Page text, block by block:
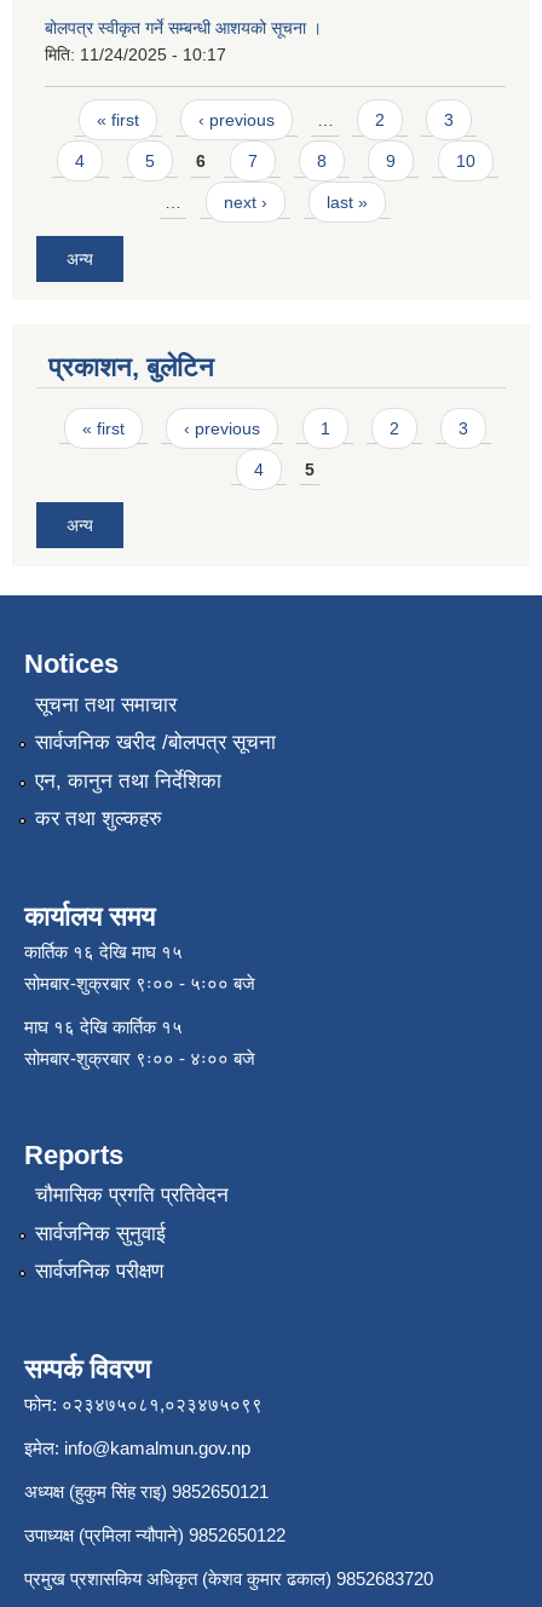
बोलपत्र स्वीकृत गर्ने सम्बन्धी आशयको सूचना ।
मिति: 11/24/2025 - 10:17
Pages
« first ‹ previous … 2 3
4 5 6 7 8 9 10
… next › last »
अन्य
प्रकाशन, बुलेटिन
Pages
« first ‹ previous 1 2 3
4 5
अन्य
Notices
सूचना तथा समाचार
सार्वजनिक खरीद /बोलपत्र सूचना
एन, कानुन तथा निर्देशिका
कर तथा शुल्कहरु
कार्यालय समय
कार्तिक १६ देखि माघ १५
सोमबार-शुक्रबार ९ः०० - ५ः०० बजे
माघ १६ देखि कार्तिक १५
सोमबार-शुक्रबार ९ः०० - ४ः०० बजे
Reports
चौमासिक प्रगति प्रतिवेदन
सार्वजनिक सुनुवाई
सार्वजनिक परीक्षण
सम्पर्क विवरण
फोन: ०२३४७५०८१,०२३४७५०९९
इमेल: info@kamalmun.gov.np
अध्यक्ष (हुकुम सिंह राइ) 9852650121
उपाध्यक्ष (प्रमिला न्यौपाने) 9852650122
प्रमुख प्रशासकिय अधिकृत (केशव कुमार ढकाल) 9852683720